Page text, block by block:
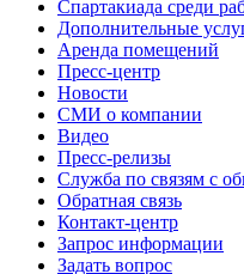
Спартакиада среди
Дополнительные
Аренда помещений
Пресс-центр
Новости
СМИ о компании
Видео
Пресс-релизы
Служба по связям с
Обратная связь
Контакт-центр
Запрос информации
Задать вопрос